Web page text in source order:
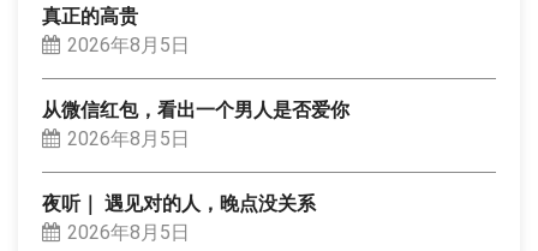
真正的高贵
2026年8月5日
从微信红包，看出一个男人是否爱你
2026年8月5日
夜听｜ 遇见对的人，晚点没关系
2026年8月5日